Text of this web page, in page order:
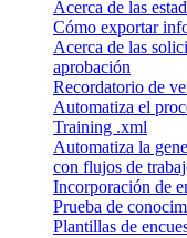
Acerca de las
Cómo exportar
Acerca de las
aprobación
Recordatorio de
Automatiza el
Training .xml
Automatiza la
con flujos de
Incorporación de
Prueba de
Plantillas de